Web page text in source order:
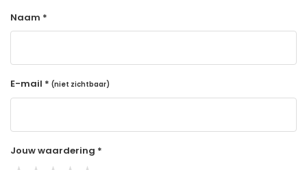
Naam *
E-mail * (niet zichtbaar)
Jouw waardering *